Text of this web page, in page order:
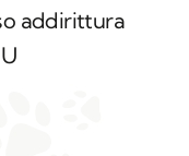
addirittura